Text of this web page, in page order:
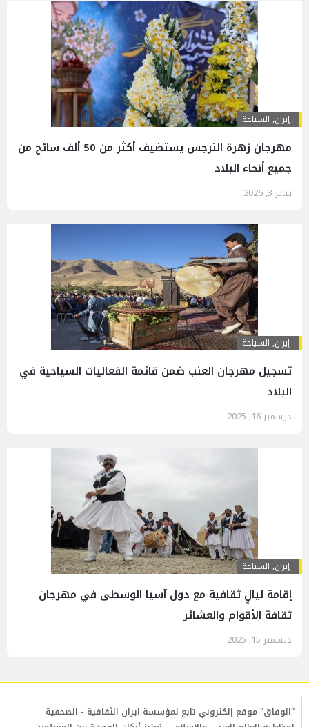
إيران, السياحة
مهرجان زهرة النرجس يستضيف أكثر من 50 ألف سائح من
جميع أنحاء البلاد
يناير 3, 2026
إيران, السياحة
تسجيل مهرجان العنب ضمن قائمة الفعاليات السياحية في
البلاد
ديسمبر 16, 2025
إيران, السياحة
إقامة ليالٍ ثقافية مع دول آسيا الوسطى في مهرجان
ثقافة الأقوام والعشائر
ديسمبر 15, 2025
"الوفاق" موقع إلكتروني تابع لمؤسسة ايران الثقافية - الصحفية